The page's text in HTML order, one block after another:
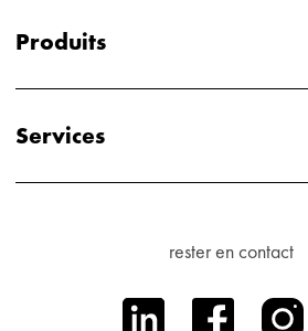
Produits
Services
rester en contact